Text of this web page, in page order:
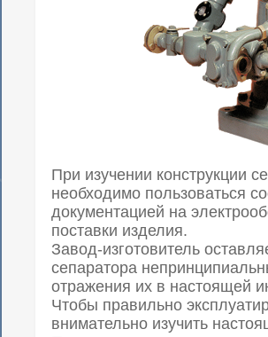
При изучении конструкции
необходимо пользоваться
документацией на
поставки изделия.
Завод-изготовитель
сепаратора
отражения их в настоящей
Чтобы правильно
внимательно изучить